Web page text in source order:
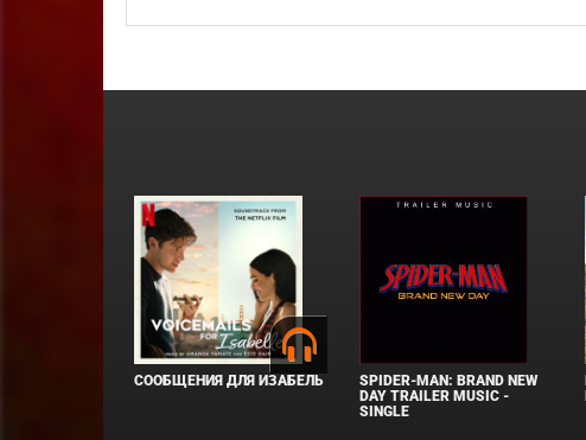
СООБЩЕНИЯ ДЛЯ ИЗАБЕЛЬ
SPIDER-MAN: BRAND NEW
DAY TRAILER MUSIC -
SINGLE